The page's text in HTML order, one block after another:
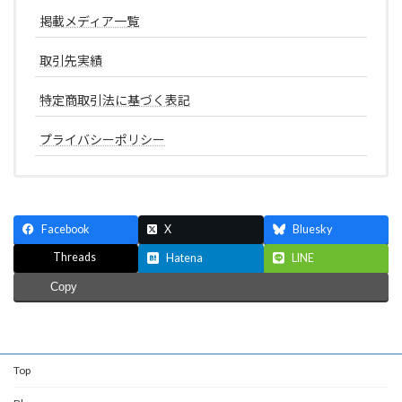
掲載メディア一覧
取引先実績
特定商取引法に基づく表記
プライバシーポリシー
Facebook X Bluesky
Threads Hatena LINE
Copy
Top